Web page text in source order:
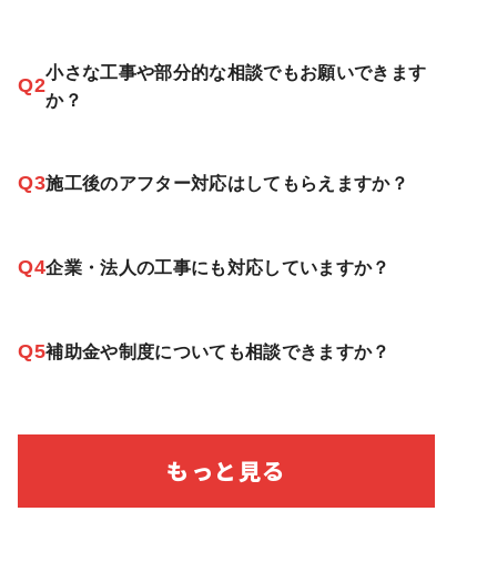
Q2
小さな工事や部分的な相談でもお願いできます
か？
Q3施工後のアフター対応はしてもらえますか？
Q4企業・法人の工事にも対応していますか？
Q5補助金や制度についても相談できますか？
もっと見る